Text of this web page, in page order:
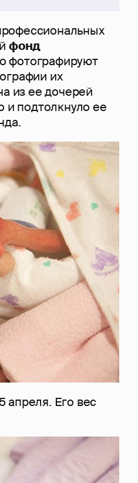
фонд
фотографируют
их
из ее дочерей
и подтолкнуло ее
Его вес